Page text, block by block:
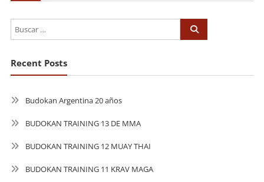
Recent Posts
Budokan Argentina 20 años
BUDOKAN TRAINING 13 DE MMA
BUDOKAN TRAINING 12 MUAY THAI
BUDOKAN TRAINING 11 KRAV MAGA